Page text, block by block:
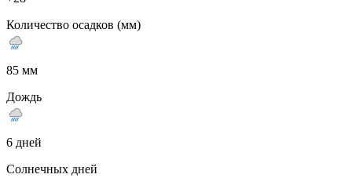
Количество осадков (мм)
85 мм
Дождь
6 дней
Солнечных дней